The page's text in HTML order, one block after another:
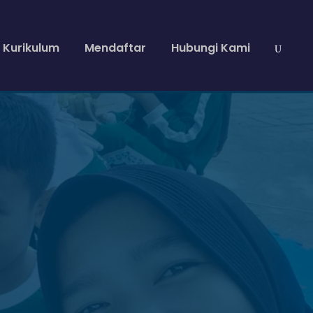
Kurikulum Mendaftar Hubungi Kami